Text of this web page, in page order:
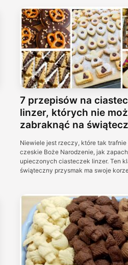
7 przepisów na
linzer, których nie
zabraknąć na
Niewiele jest rzeczy, które tak
czeskie Boże Narodzenie, jak
upieczonych ciasteczek linzer. Ten
świąteczny przysmak ma swoje